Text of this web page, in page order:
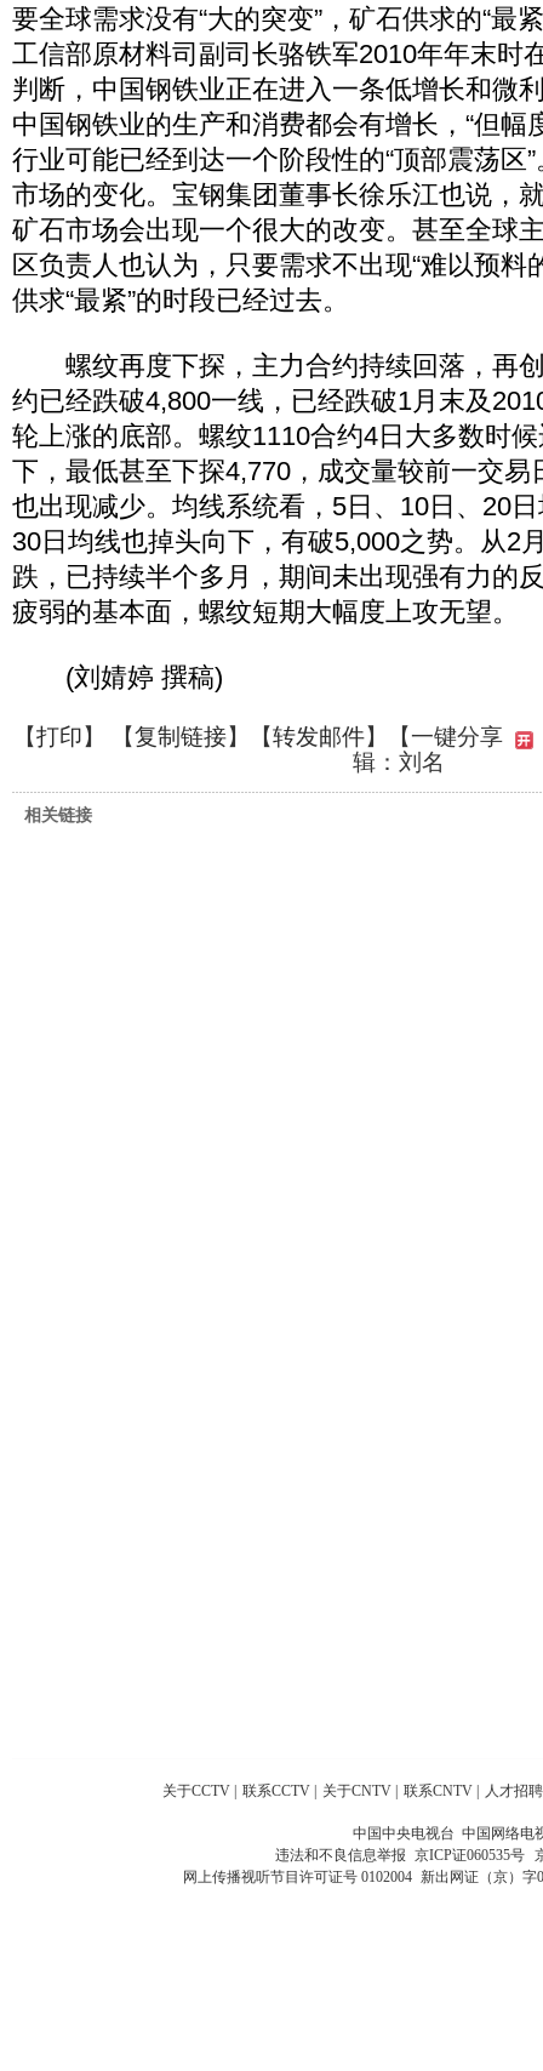
要全球需求没有“大的突变”，矿石供求的“最
工信部原材料司副司长骆铁军2010年年末时
判断，中国钢铁业正在进入一条低增长和微
中国钢铁业的生产和消费都会有增长，“但幅
行业可能已经到达一个阶段性的“顶部震荡区
市场的变化。宝钢集团董事长徐乐江也说，
矿石市场会出现一个很大的改变。甚至全球
区负责人也认为，只要需求不出现“难以预料
供求“最紧”的时段已经过去。
螺纹再度下探，主力合约持续回落，再
约已经跌破4,800一线，已经跌破1月末及
轮上涨的底部。螺纹1110合约4日大多数时
下，最低甚至下探4,770，成交量较前一交易
也出现减少。均线系统看，5日、10日、20
30日均线也掉头向下，有破5,000之势。从2
跌，已持续半个多月，期间未出现强有力的
疲弱的基本面，螺纹短期大幅度上攻无望。
(刘婧婷 撰稿)
【打印】 【复制链接】【转发邮件】
【一键分享
辑：刘名
相关链接
关于CCTV 联系CCTV 关于CNTV 联系CNTV 人才招聘
中国中央电视台 中国网络电
违法和不良信息举报 京ICP证060535号
网上传播视听节目许可证号 0102004 新出网证（京）